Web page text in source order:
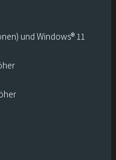
und Windows® 11